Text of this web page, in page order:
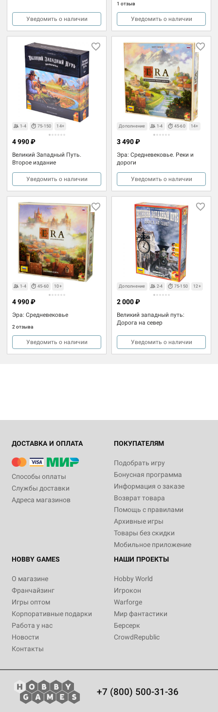
Уведомить о наличии
1 отзыв
Уведомить о наличии
1-4 75-150 14+
Великий Западный Путь.
Второе издание
4 990 ₽
Уведомить о наличии
Дополнение 1-4 45-60 14+
Эра: Средневековье. Реки и
дороги
3 490 ₽
Уведомить о наличии
1-4 45-60 10+
Эра: Средневековье
2 отзыва
4 990 ₽
Уведомить о наличии
Дополнение 2-4 75-150 12+
Великий западный путь:
Дорога на север
2 000 ₽
Уведомить о наличии
ДОСТАВКА И ОПЛАТА
Способы оплаты
Службы доставки
Адреса магазинов
ПОКУПАТЕЛЯМ
Подобрать игру
Бонусная программа
Информация о заказе
Возврат товара
Помощь с правилами
Архивные игры
Товары без скидки
Мобильное приложение
HOBBY GAMES
О магазине
Франчайзинг
Игры оптом
Корпоративные подарки
Работа у нас
Новости
Контакты
НАШИ ПРОЕКТЫ
Hobby World
Игрокон
Warforge
Мир фантастики
Берсерк
CrowdRepublic
+7 (800) 500-31-36